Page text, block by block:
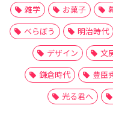
雑学
お菓子
べらぼう
明治時代
デザイン
文
鎌倉時代
豊臣
光る君へ